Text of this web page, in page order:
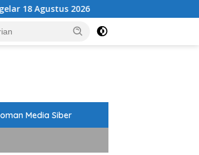
Hebat, Kantor Pertanahan Kab.
Media Siber